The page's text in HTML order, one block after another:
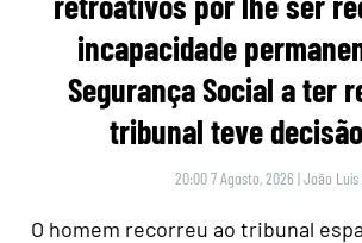
incapacidade
Segurança Social a ter
tribunal teve
20:00 7 Agosto, 2026 |João Luís
O homem recorreu ao tribunal